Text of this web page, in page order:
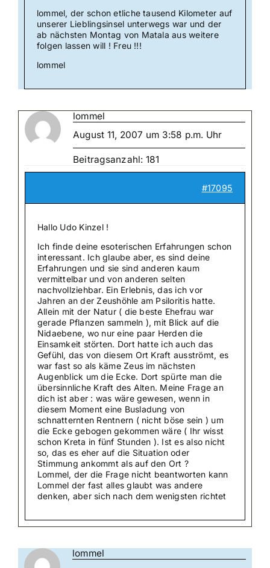
lommel, der schon etliche tausend Kilometer auf
unserer Lieblingsinsel unterwegs war und der
ab nächsten Montag von Matala aus weitere
folgen lassen will ! Freu !!!
lommel
lommel
August 11, 2007 um 3:58 p.m. Uhr
Beitragsanzahl: 181
#17095
Hallo Udo Kinzel !
Ich finde deine esoterischen Erfahrungen schon
interessant. Ich glaube aber, es sind deine
Erfahrungen und sie sind anderen kaum
vermittelbar und von anderen selten
nachvollziehbar. Ein Erlebnis, das ich vor
Jahren an der Zeushöhle am Psiloritis hatte.
Allein mit der Natur ( die beste Ehefrau war
gerade Pflanzen sammeln ), mit Blick auf die
Nidaebene, wo nur eine paar Herden die
Einsamkeit störten. Dort hatte ich auch das
Gefühl, das von diesem Ort Kraft ausströmt, es
war fast so als käme Zeus im nächsten
Augenblick um die Ecke. Dort spürte man die
übersinnliche Kraft des Alten. Meine Frage an
dich ist aber : was wäre gewesen, wenn in
diesem Moment eine Busladung von
schnatternten Rentnern ( nicht böse sein ) um
die Ecke gebogen gekommen wäre ( Ihr wisst
schon Kreta in fünf Stunden ). Ist es also nicht
so, das es eher auf die Situation oder
Stimmung ankommt als auf den Ort ?
Lommel, der die Frage nicht beantworten kann
Lommel der fast alles glaubt was andere
denken, aber sich nach dem wenigsten richtet
lommel